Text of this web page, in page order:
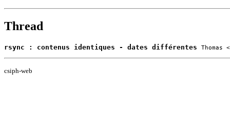
Thread
rsync : contenus identiques - dates différentes Thomas
csiph-web